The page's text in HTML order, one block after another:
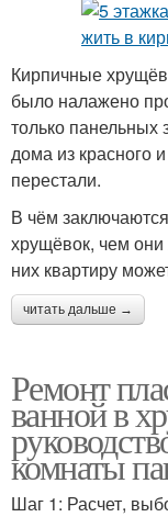
Кирпичные
было налажено
только панельных
дома из красного
перестали.
В чём
хрущёвок, чем
них квартиру
читать дальше →
Ремонт
ванной в
комнаты
Шаг 1: Расчет,